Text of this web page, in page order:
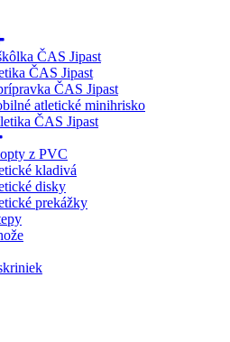
ČAS Jipast
ČAS Jipast
ČAS Jipast
atletické minihrisko
ČAS Jipast
z PVC
kladivá
disky
prekážky